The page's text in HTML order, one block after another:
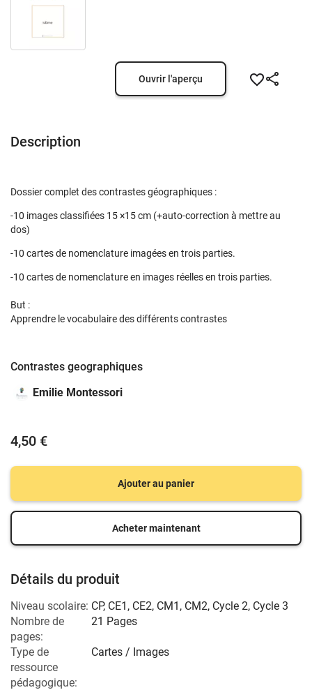
Ouvrir l'aperçu
Description
Dossier complet des contrastes géographiques :
-10 images classifiées 15 ×15 cm (+auto-correction à mettre au
dos)
-10 cartes de nomenclature imagées en trois parties.
-10 cartes de nomenclature en images réelles en trois parties.
But :
Apprendre le vocabulaire des différents contrastes
Contrastes geographiques
Emilie Montessori
4,50 €
Ajouter au panier
Acheter maintenant
Détails du produit
Niveau scolaire: CP, CE1 , CE2, CM1 , CM2, Cycle 2, Cycle 3
Nombre de
pages:
21 Pages
Type de
ressource
pédagogique:
Cartes / Images